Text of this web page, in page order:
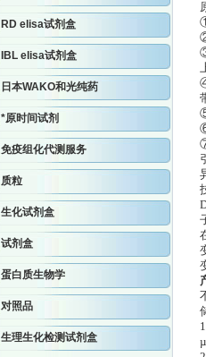
RD elisa试剂盒
IBL elisa试剂盒
日本WAKO和光纯药
*原时间试剂
免疫组化代测服务
质粒
生化试剂盒
试剂盒
蛋白质生物学
对照品
生理生化检测试剂盒